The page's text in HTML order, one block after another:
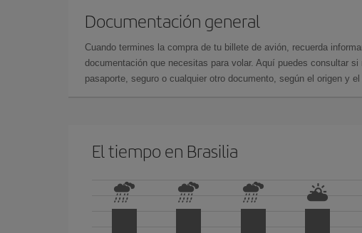
Documentación general
Cuando termines la compra de tu billete de avión, recuerda
documentación que necesitas para volar. Aquí puedes consultar si
pasaporte, seguro o cualquier otro documento, según el origen y
El tiempo en Brasilia